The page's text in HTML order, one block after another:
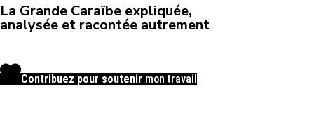
La Grande Caraïbe expliquée,
analysée et racontée autrement
Contribuez pour soutenir mon travail